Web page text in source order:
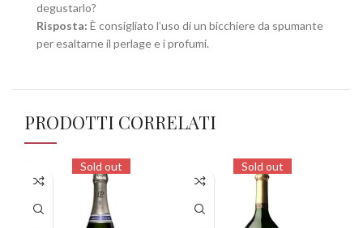
degustarlo?
Risposta: È consigliato l’uso di un bicchiere da spumante
per esaltarne il perlage e i profumi.
PRODOTTI CORRELATI
Sold out Sold out